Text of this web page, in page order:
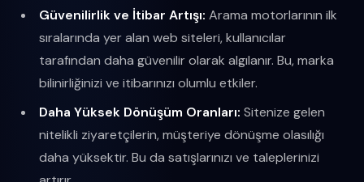
Güvenilirlik ve İtibar Artışı: Arama motorlarının ilk
sıralarında yer alan web siteleri, kullanıcılar
tarafından daha güvenilir olarak algılanır. Bu, marka
bilinirliğinizi ve itibarınızı olumlu etkiler.
Daha Yüksek Dönüşüm Oranları: Sitenize gelen
nitelikli ziyaretçilerin, müşteriye dönüşme olasılığı
daha yüksektir. Bu da satışlarınızı ve taleplerinizi